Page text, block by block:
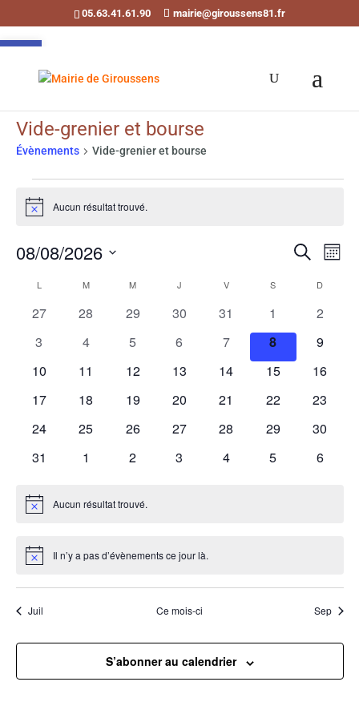
05.63.41.61.90 mairie@giroussens81.fr
Vide-grenier et bourse
Évènements Vide-grenier et bourse
Évènements
Notice Aucun résultat trouvé.
et
vues
Recherche
de
Mois
08/08/2026
date.
Calendrier
Évènements
L MMARDI M MERCREDI
J VVENDREDIS D
0
27
0
28
0
29
0
30
0
évènements
31
0
évènements
1
0
2
0
3
0
4
0
5
0
6
0
évènements
7
0
évènements
8
0
9
0
10
0
11
0
12
0
13
0
14
0
15
0
16
0
17
0
18
0
19
0
20
0
21
0
22
0
23
0
24
0
25
0
26
0
27
0
28
0
29
0
30
0
31
0
1
0
2
0
3
0
4
0
5
0
6
Notice Aucun résultat trouvé.
Notice Il n’y a pas d’évènements ce jour là.
Juil Ce mois-ci Sep
S’abonner au calendrier
Ouvrir la barre d’outils